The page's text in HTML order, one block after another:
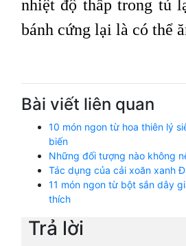
nhiệt độ thấp trong tủ
bánh cứng lại là có thể
Bài viết liên quan
10 món ngon từ hoa thiên lý
biến
Những đối tượng nào không
Tác dụng của cải xoăn xanh
11 món ngon từ bột sắn dây
thích
Trả lời